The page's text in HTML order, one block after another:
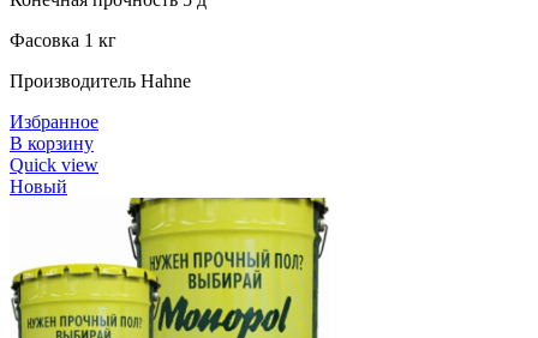
Фасовка 1 кг
Производитель Hahne
Избранное
В корзину
Quick view
Новый